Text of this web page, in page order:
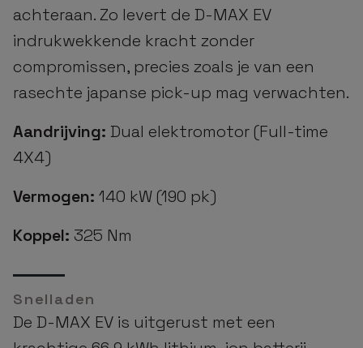
achteraan. Zo levert de D-MAX EV
indrukwekkende kracht zonder
compromissen, precies zoals je van een
rasechte japanse pick-up mag verwachten.
Aandrijving: Dual elektromotor (Full-time
4X4)
Vermogen: 140 kW (190 pk)
Koppel: 325 Nm
Snelladen
De D-MAX EV is uitgerust met een